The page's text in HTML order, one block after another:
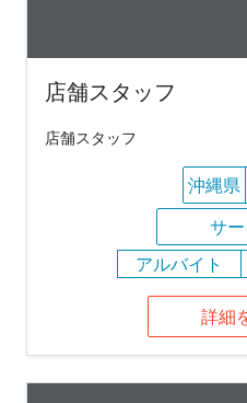
店舗スタッフ
店舗スタッフ
沖縄県
サ
アルバイト
詳細